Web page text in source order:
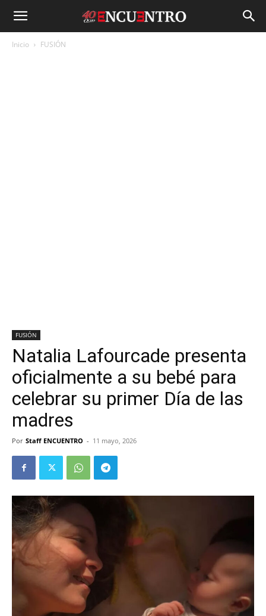
Inicio FUSIÓN
FUSIÓN
Natalia Lafourcade presenta
oficialmente a su bebé para
celebrar su primer Día de las
madres
Por Staff ENCUENTRO - 11 mayo, 2026